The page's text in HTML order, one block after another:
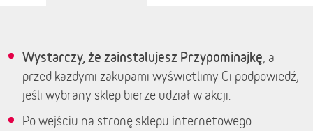
Wystarczy, że zainstalujesz Przypominajkę, a
przed każdymi zakupami wyświetlimy Ci podpowiedź,
jeśli wybrany sklep bierze udział w akcji.
Po wejściu na stronę sklepu internetowego